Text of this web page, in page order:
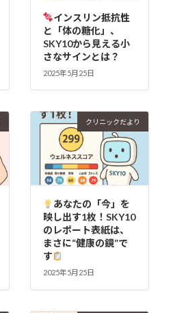
インスリン抵抗性
と「体の糖化」、
SKY10から見える小
さなサインとは？
2025年5月25日
クリニックだより
あなたの「今」を
映し出す1枚！SKY10
のレポート表紙は、
まさに“健康の鏡”で
す
2025年5月25日